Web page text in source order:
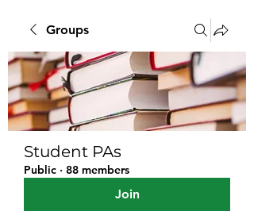
Groups
Student PAs
Public · 88 members
Join